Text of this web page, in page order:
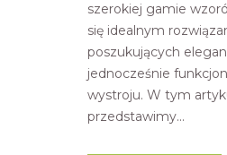
szerokiej gamie
się idealnym
poszukujących
jednocześnie
wystroju. W tym
przedstawimy...